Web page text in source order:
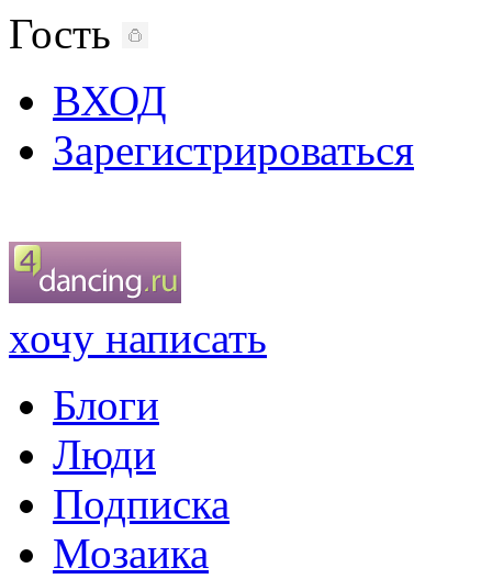
Гость
ВХОД
Зарегистрироваться
хочу написать
Блоги
Люди
Подписка
Мозаика